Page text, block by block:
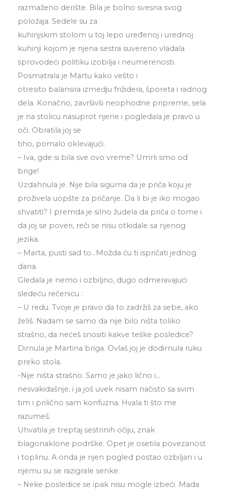
razmaženo derište. Bila je bolno svesna svog
položaja. Sedele su za
kuhinjskim stolom u toj lepo uređenoj i urednoj
kuhinji kojom je njena sestra suvereno vladala
sprovodeći politiku izobilja i neumerenosti.
Posmatrala je Martu kako vešto i
otresito balansira izmedju frižidera, šporeta i radnog
dela. Konačno, završivši neophodne pripreme, sela
je na stolicu nasuprot njene i pogledala je pravo u
oči. Obratila joj se
tiho, pomalo oklevajući.
– Iva, gde si bila sve ovo vreme? Umrli smo od
brige!
Uzdahnula je. Nije bila sigurna da je priča koju je
proživela uopšte za pričanje. Da li bi je iko mogao
shvatiti? I premda je silno žudela da priča o tome i
da joj se poveri, reči se nisu otkidale sa njenog
jezika.
– Marta, pusti sad to…Možda ću ti ispričati jednog
dana.
Gledala je nemo i ozbiljno, dugo odmeravajući
sledeću rečenicu :
– U redu. Tvoje je pravo da to zadržiš za sebe, ako
želiš. Nadam se samo da nije bilo ništa toliko
strašno, da nećeš snositi kakve teške posledice?
Dirnula je Martina briga. Ovlaš joj je dodirnula ruku
preko stola.
-Nije ništa strašno. Samo je jako lično i…
nesvakidašnje, i ja još uvek nisam načisto sa svim
tim i prilično sam konfuzna. Hvala ti što me
razumeš.
Uhvatila je treptaj sestrinih očiju, znak
blagonaklone podrške. Opet je osetila povezanost
i toplinu. A onda je njen pogled postao ozbiljan i u
njemu su se razigrale senke.
– Neke posledice se ipak nisu mogle izbeći. Mada